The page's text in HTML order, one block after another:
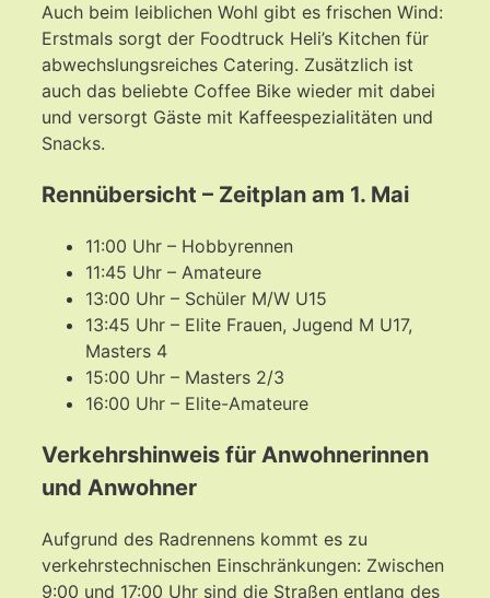
Auch beim leiblichen Wohl gibt es frischen Wind:
Erstmals sorgt der Foodtruck Heli’s Kitchen für
abwechslungsreiches Catering. Zusätzlich ist
auch das beliebte Coffee Bike wieder mit dabei
und versorgt Gäste mit Kaffeespezialitäten und
Snacks.
Rennübersicht – Zeitplan am 1. Mai
11:00 Uhr – Hobbyrennen
11:45 Uhr – Amateure
13:00 Uhr – Schüler M/W U15
13:45 Uhr – Elite Frauen, Jugend M U17,
Masters 4
15:00 Uhr – Masters 2/3
16:00 Uhr – Elite-Amateure
Verkehrshinweis für Anwohnerinnen
und Anwohner
Aufgrund des Radrennens kommt es zu
verkehrstechnischen Einschränkungen: Zwischen
9:00 und 17:00 Uhr sind die Straßen entlang des